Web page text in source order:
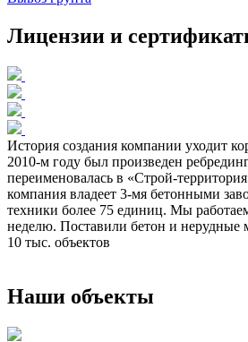
Лицензии и
История создания компании уходит
2010-м году был произведен
переименовалась в «Строй-
компания владеет 3-мя бетонными
техники более 75 единиц. Мы
неделю. Поставили бетон и нерудные
10 тыс. объектов
Наши объекты